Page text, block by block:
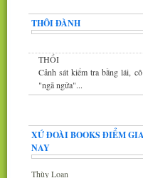
THÔI ĐÀNH
THỔI
Cảnh sát kiểm tra bằng lái,
"ngã ngửa"...
XỨ ĐOÀI BOOKS ĐIỂM
NAY
Thùy Loan